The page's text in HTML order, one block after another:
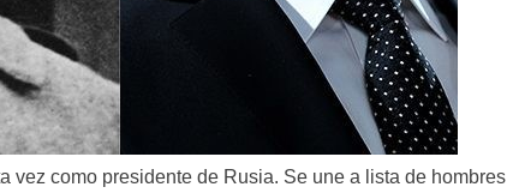
vez como presidente de Rusia. Se une a lista de hombres